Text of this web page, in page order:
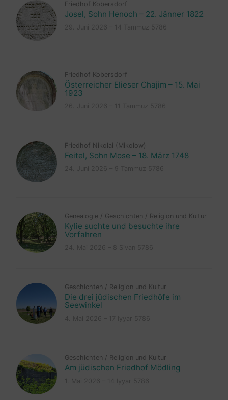
Friedhof Kobersdorf
Josel, Sohn Henoch – 22. Jänner 1822
Friedhof Kobersdorf
Österreicher Elieser Chajim – 15. Mai
1923
Friedhof Nikolai (Mikolow)
Feitel, Sohn Mose – 18. März 1748
Genealogie / Geschichten / Religion und Kultur
Kylie suchte und besuchte ihre
Vorfahren
Geschichten / Religion und Kultur
Die drei jüdischen Friedhöfe im
Seewinkel
Geschichten / Religion und Kultur
Am jüdischen Friedhof Mödling